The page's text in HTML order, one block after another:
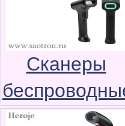
Сканеры